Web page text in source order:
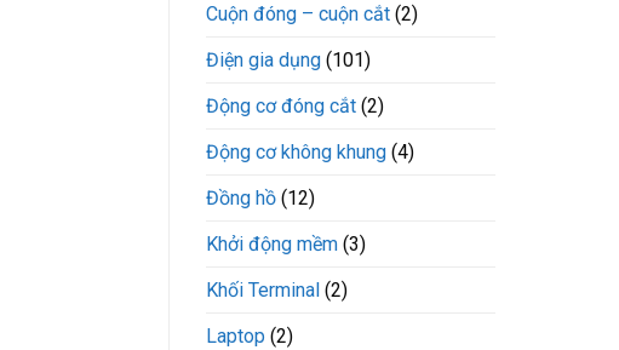
Cuộn đóng – cuộn cắt (2)
Điện gia dụng (101)
Động cơ đóng cắt (2)
Động cơ không khung (4)
Đồng hồ (12)
Khởi động mềm (3)
Khối Terminal (2)
Laptop (2)